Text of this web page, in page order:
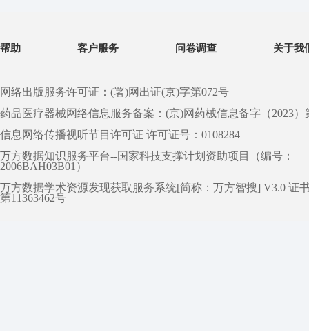
帮助 客户服务 问卷调查 关于我
网络出版服务许可证：(署)网出证(京)字第072号
药品医疗器械网络信息服务备案：(京)网药械信息备字（2023）
信息网络传播视听节目许可证 许可证号：0108284
万方数据知识服务平台--国家科技支撑计划资助项目（编号：
2006BAH03B01）
万方数据学术资源发现获取服务系统[简称：万方智搜] V3.0 证
第11363462号